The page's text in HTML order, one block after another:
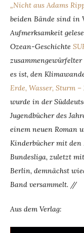
„Nicht aus Adams
beiden Bände sind in
Aufmerksamkeit
Ozean-Geschichte
es ist, den
Erde, Wasser, Sturm
wurde in der
Jugendbücher des
einem neuen Roman
Kinderbücher mit den
Bundesliga, zuletzt
Berlin, demnächst
Band versammelt. //
Aus dem Verlag: